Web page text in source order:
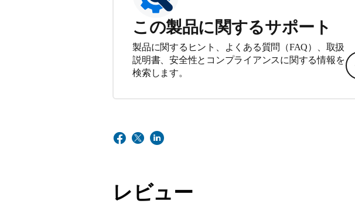
この製品に関するサポート
製品に関するヒント、よくある質問（FAQ）、取扱
説明書、安全性とコンプライアンスに関する情報を
検索します。
レビュー